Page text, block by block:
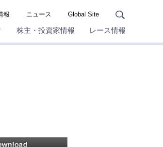
報 ニュース Global Site
株主・投資家情報 レース情報